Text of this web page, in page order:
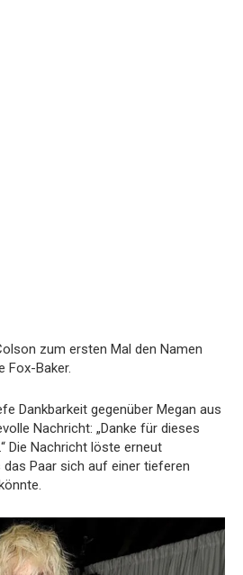
zum ersten Mal den Namen
Fox-Baker.
Dankbarkeit gegenüber Megan aus
Nachricht: „Danke für dieses
Die Nachricht löste erneut
Paar sich auf einer tieferen